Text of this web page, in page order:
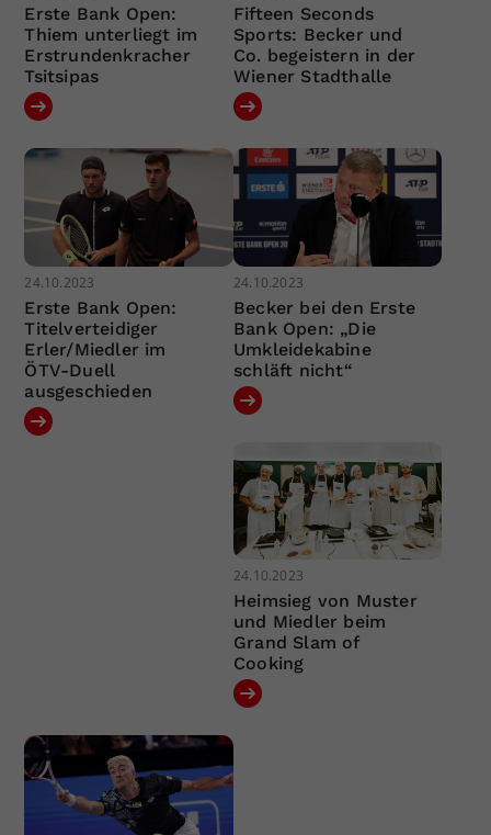
Erste Bank Open:
Thiem unterliegt im
Erstrundenkracher
Tsitsipas
Fifteen Seconds
Sports: Becker und
Co. begeistern in der
Wiener Stadthalle
24.10.2023
Erste Bank Open:
Titelverteidiger
Erler/Miedler im
ÖTV-Duell
ausgeschieden
24.10.2023
Becker bei den Erste
Bank Open: „Die
Umkleidekabine
schläft nicht“
24.10.2023
Heimsieg von Muster
und Miedler beim
Grand Slam of
Cooking